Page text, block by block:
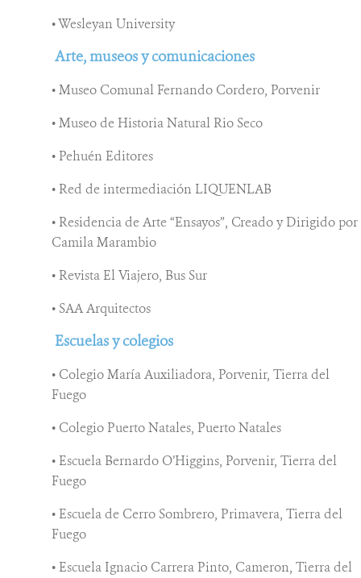
• Wesleyan University
Arte, museos y comunicaciones
• Museo Comunal Fernando Cordero, Porvenir
• Museo de Historia Natural Rio Seco
• Pehuén Editores
• Red de intermediación LIQUENLAB
• Residencia de Arte “Ensayos”, Creado y Dirigido por
Camila Marambio
• Revista El Viajero, Bus Sur
• SAA Arquitectos
Escuelas y colegios
• Colegio María Auxiliadora, Porvenir, Tierra del
Fuego
• Colegio Puerto Natales, Puerto Natales
• Escuela Bernardo O’Higgins, Porvenir, Tierra del
Fuego
• Escuela de Cerro Sombrero, Primavera, Tierra del
Fuego
• Escuela Ignacio Carrera Pinto, Cameron, Tierra del